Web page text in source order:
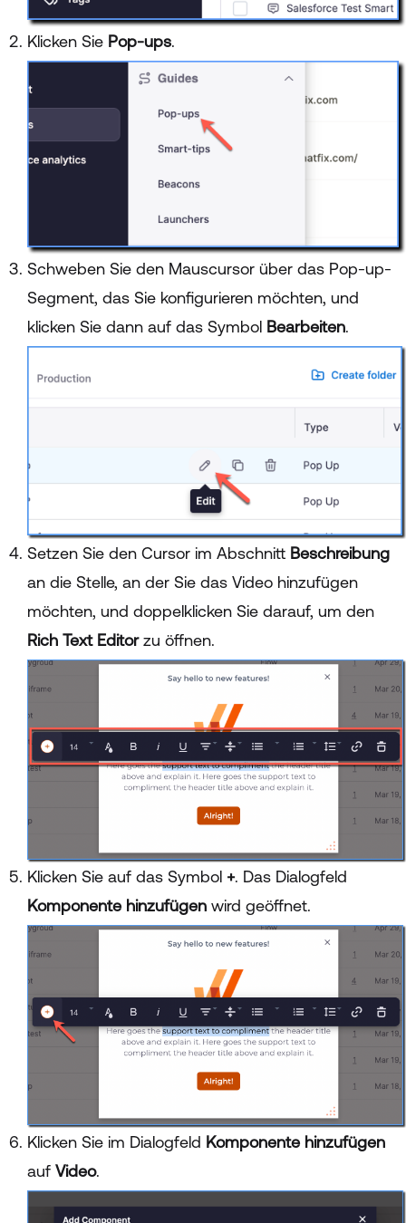
Klicken Sie Pop-ups.
Schweben Sie den Mauscursor über das Pop-up-
Segment, das Sie konfigurieren möchten, und
klicken Sie dann auf das Symbol Bearbeiten.
Setzen Sie den Cursor im Abschnitt Beschreibung
an die Stelle, an der Sie das Video hinzufügen
möchten, und doppelklicken Sie darauf, um den
Rich Text Editorzu öffnen.
Klicken Sie auf das Symbol +. Das Dialogfeld
Komponente hinzufügen wird geöffnet.
Klicken Sie im Dialogfeld Komponente hinzufügen
auf Video.